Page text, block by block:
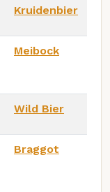
Kruidenbier
Meibock
Wild Bier
Braggot